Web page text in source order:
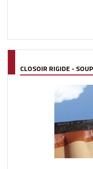
CLOSOIR RIGIDE -